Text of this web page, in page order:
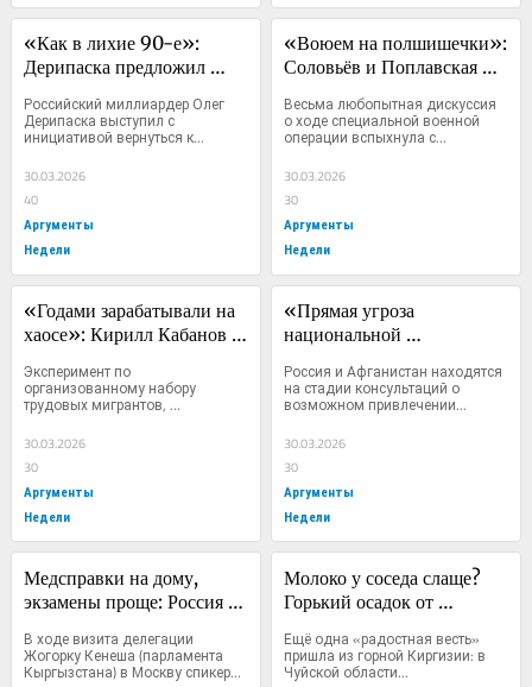
«Как в лихие 90-е»:
Дерипаска предложил
утра до 8 вечера шесть
дней в неделю ради
Российский миллиардер Олег
Дерипаска выступил с
инициативой вернуться к...
30.03.2026
40
Аргументы
Недели
«Воюем на полшишечки»:
Соловьёв и Поплавская
темы СВО
Весьма любопытная дискуссия
о ходе специальной военной
операции вспыхнула с...
30.03.2026
30
Аргументы
Недели
«Годами зарабатывали на
хаосе»: Кирилл Кабанов
миграционную реформу
Эксперимент по
организованному набору
трудовых мигрантов,
запланированный к...
30.03.2026
30
Аргументы
Недели
«Прямая угроза
национальной
Матвеев — против
привлечения афганцев на
Россия и Афганистан находятся
на стадии консультаций о
возможном привлечении...
30.03.2026
30
Аргументы
Недели
Медсправки на дому,
экзамены проще: Россия
мигрантам из Кыргызстана
В ходе визита делегации
Жогорку Кенеша (парламента
Кыргызстана) в Москву спикер...
Молоко у соседа слаще?
Горький осадок от
Ещё одна «радостная весть»
пришла из горной Киргизии: в
Чуйской области...